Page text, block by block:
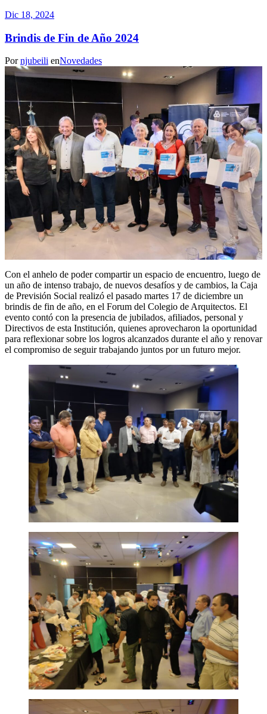
Dic 18, 2024
Brindis de Fin de Año 2024
Pornjubeili enNovedades
Con el anhelo de poder compartir un espacio de encuentro, luego de
un año de intenso trabajo, de nuevos desafíos y de cambios, la Caja
de Previsión Social realizó el pasado martes 17 de diciembre un
brindis de fin de año, en el Forum del Colegio de Arquitectos. El
evento contó con la presencia de jubilados, afiliados, personal y
Directivos de esta Institución, quienes aprovecharon la oportunidad
para reflexionar sobre los logros alcanzados durante el año y renovar
el compromiso de seguir trabajando juntos por un futuro mejor.